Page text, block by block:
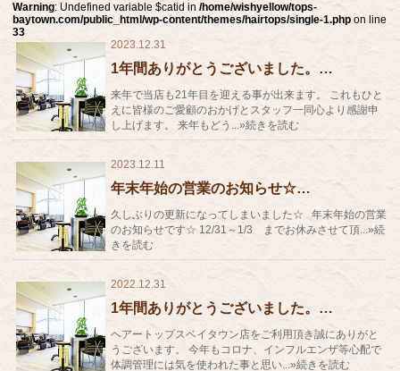
Warning: Undefined variable $catid in/home/wishyellow/tops-
baytown.com/public_html/wp-content/themes/hairtops/single-1.php on line
33
2023.12.31
1年間ありがとうございました。…
来年で当店も21年目を迎える事が出来ます。 これもひと
えに皆様のご愛顧のおかげとスタッフ一同心より感謝申
し上げます。 来年もどう...»続きを読む
2023.12.11
年末年始の営業のお知らせ☆…
久しぶりの更新になってしまいました☆ 年末年始の営業
のお知らせです☆ 12/31～1/3 までお休みさせて頂...»続
きを読む
2022.12.31
1年間ありがとうございました。…
ヘアートップスベイタウン店をご利用頂き誠にありがと
うございます。 今年もコロナ、インフルエンザ等心配で
体調管理には気を使われた事と思い...»続きを読む